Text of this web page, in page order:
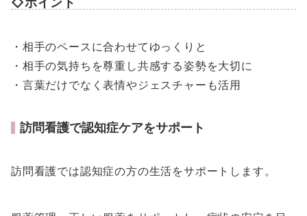
・相手のペースに合わせてゆっくりと
・相手の気持ちを尊重し共感する姿勢を大切に
・言葉だけでなく表情やジェスチャーも活用
訪問看護で認知症ケアをサポート
訪問看護では認知症の方の生活をサポートします。